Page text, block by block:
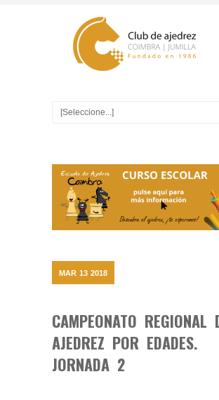
MAR 13 2018
CAMPEONATO REGIONAL
AJEDREZ POR EDADES.
JORNADA 2